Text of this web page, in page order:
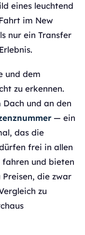
eines leuchtend
im New
nur ein Transfer
und dem
zu erkennen.
und an den
— ein
das die
frei in allen
und bieten
Preisen, die zwar
zu